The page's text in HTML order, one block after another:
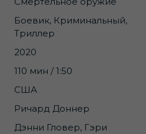
Боевик, Криминальный,
Триллер
2020
110 мин / 1:50
США
Ричард Доннер
Дэнни Гловер, Гэри